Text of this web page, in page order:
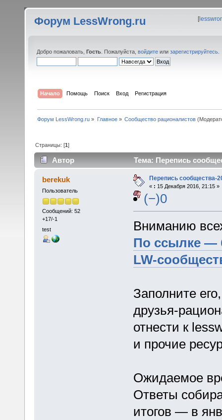
Форум LessWrong.ru [
Добро пожаловать, Гость . Пожалуйста, войдите или зарегистрируйтесь
Начало Помощь Поиск Вход Регистрация
Форум LessWrong.ru » Главное» Сообщество рационалистов
Страницы: [1]
Автор Тема: Перепись
berekuk
Пользователь
Сообщений: 52
+17/-1
test
Перепись сообщества-
« : 15 Декабря 2016, 21:15 »
(−)0
Вниманию
По ссылке —
LW-
Заполните
друзья-
отнести к
и прочие
Ожидаемое
Ответы
итогов — в